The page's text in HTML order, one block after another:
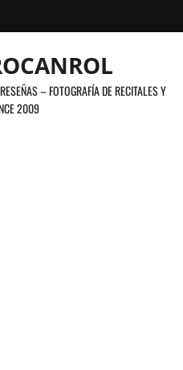
– FOTOGRAFÍA DE RECITALES Y
2009